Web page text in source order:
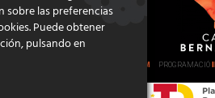
GRATSTUDIO.COM PROGRAMACIÓ
sobre las preferencias
Puede obtener
pulsando en